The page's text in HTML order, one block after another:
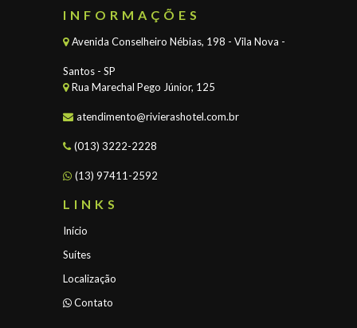
INFORMAÇÕES
Avenida Conselheiro Nébias, 198 - Vila Nova -
Santos - SP
Rua Marechal Pego Júnior, 125
atendimento@rivierashotel.com.br
(013) 3222-2228
(13) 97411-2592
LINKS
Início
Suítes
Localização
Contato